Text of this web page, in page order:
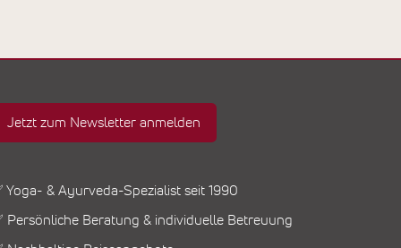
Jetzt zum Newsletter anmelden
Yoga- & Ayurveda-Spezialist seit 1990
Persönliche Beratung & individuelle Betreuung